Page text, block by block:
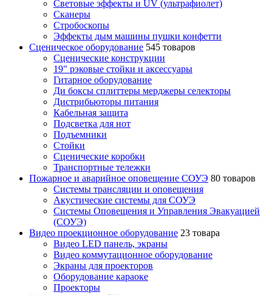
Световые эффекты и UV (ультрафиолет)
Сканеры
Стробоскопы
Эффекты дым машины пушки конфетти
Сценическое оборудование 545 товаров
Сценические конструкции
19" рэковые стойки и аксесcуары
Гитарное оборудование
Ди боксы сплиттеры мерджеры селекторы
Дистрибьюторы питания
Кабельная защита
Подсветка для нот
Подъемники
Стойки
Сценические коробки
Транспортные тележки
Пожарное и аварийное оповещение СОУЭ 80 товаров
Cистемы трансляции и оповещения
Акустические системы для СОУЭ
Системы Оповещения и Управления Эвакуацией
(СОУЭ)
Видео проекционное оборудование 23 товара
Видео LED панель, экраны
Видео коммутационное оборудование
Экраны для проекторов
Оборудование караоке
Проекторы